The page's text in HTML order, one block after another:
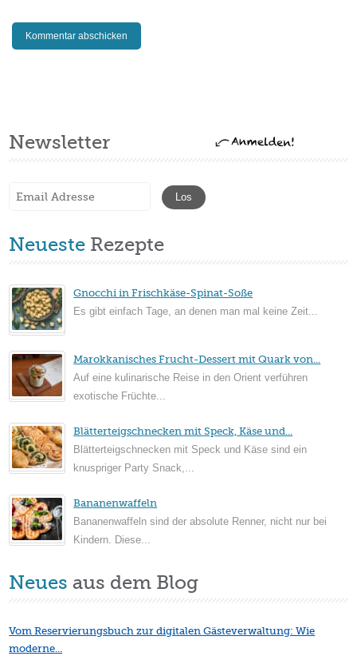
Newsletter
Neueste Rezepte
Gnocchi in Frischkäse-Spinat-Soße
Es gibt einfach Tage, an denen man mal keine Zeit...
Marokkanisches Frucht-Dessert mit Quark von...
Auf eine kulinarische Reise in den Orient verführen
exotische Früchte...
Blätterteigschnecken mit Speck, Käse und...
Blätterteigschnecken mit Speck und Käse sind ein
knuspriger Party Snack,...
Bananenwaffeln
Bananenwaffeln sind der absolute Renner, nicht nur bei
Kindern. Diese...
Neues aus dem Blog
Vom Reservierungsbuch zur digitalen Gästeverwaltung: Wie
moderne...